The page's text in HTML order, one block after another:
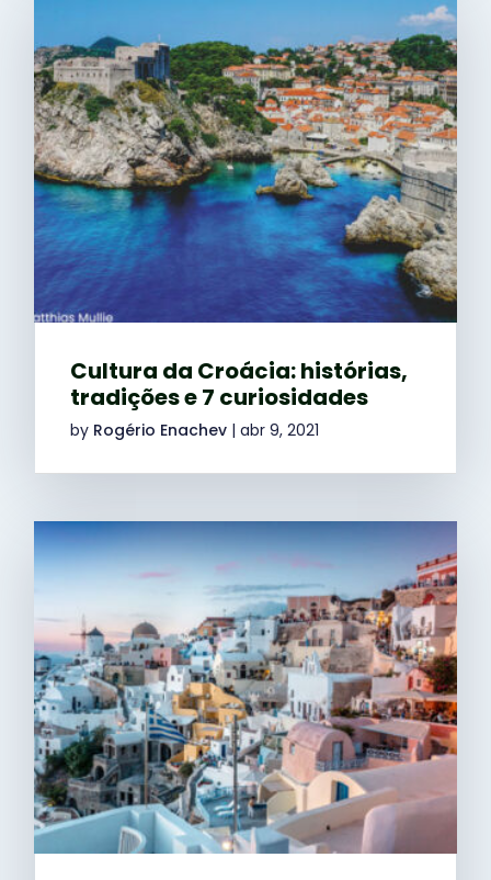
Cultura da Croácia: histórias,
tradições e 7 curiosidades
by Rogério Enachev |abr 9, 2021